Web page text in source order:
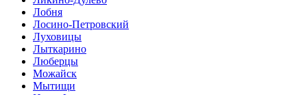
Лобня
Лосино-Петровский
Луховицы
Лыткарино
Люберцы
Можайск
Мытищи